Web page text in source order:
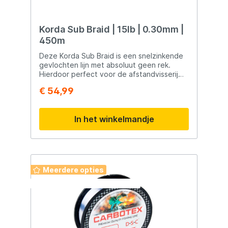
Korda Sub Braid | 15lb | 0.30mm |
450m
Deze Korda Sub Braid is een snelzinkende
gevlochten lijn met absoluut geen rek.
Hierdoor perfect voor de afstandvisserij
Door zijn camouflerende kleur valt hij weg
€ 54,99
In het winkelmandje
Meerdere opties